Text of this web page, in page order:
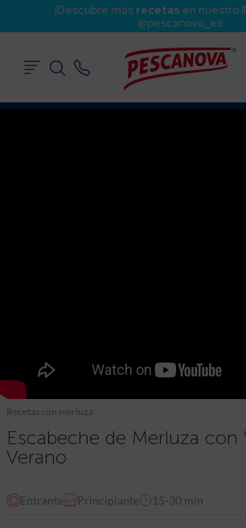
¡Descubre más recetas en nuestro
@pescanova_es
Recetas con merluza
Escabeche de Merluza con
Verano
Entrante Principiante 15-30 min